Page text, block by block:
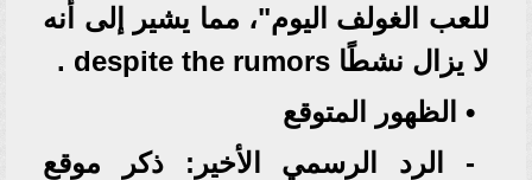
للعب الغولف اليوم"، مما يشير إلى أنه
لا يزال نشطًا despite the rumors .
• الظهور المتوقع
- الرد الرسمي الأخير: ذكر موقع